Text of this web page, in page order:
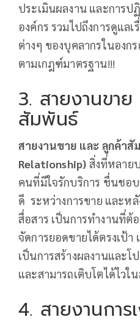
ประเมินผลงาน และการ
องค์กร รวมไปถึงการดูแลเ
ต่างๆ ของบุคลากรในอง
ตามเกฎฑ์มาตรฐาน!!!
3. สายงานขา
สัมพันธ์
สายงานขาย และ ลูกค้า
Relationship) สิ่งที่หลาย
คนที่มีใจรักบริการ ชื่นชอ
ดี ระหว่างการขาย และห
สื่อสาร เป็นการทำงานที่ต้
จัดการยอดขายได้ตรงเป้า
เป็นการสร้างผลงานและโ
และสามารถเติบโตได้ไวใ
4. สายงานกา